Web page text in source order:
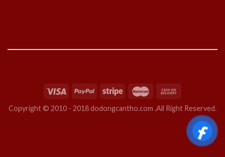
Copyright © 2010 - 2018 dodongcantho.com .All Right Reserved.